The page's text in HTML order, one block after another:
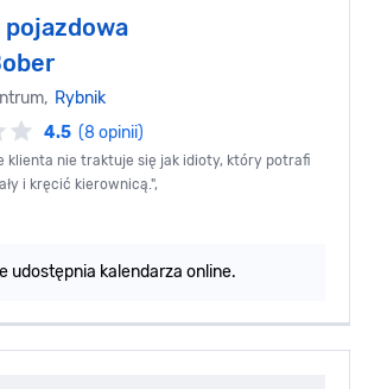
pojazdowa
Rybnik
4.5 (8 opinii)
klienta nie traktuje się jak idioty, który potrafi
i kręcić kierownicą.",
udostępnia kalendarza online.